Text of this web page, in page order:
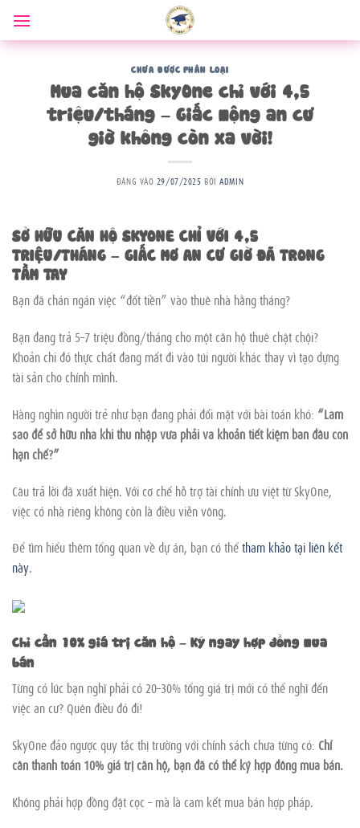
qua
nội
CHƯA ĐƯỢC PHÂN LOẠI
Mua căn hộ SkyOne chỉ với 4,5
triệu/tháng – Giấc mộng an cư
giờ không còn xa vời!
ĐĂNG VÀO 29/07/2025 BỞIADMIN
SỞ HỮU CĂN HỘ SKYONE CHỈ VỚI 4,5
TRIỆU/THÁNG – GIẤC MƠ AN CƯ GIỜ ĐÃ TRONG
TẦM TAY
Bạn đã chán ngán việc “đốt tiền” vào thuê nhà hằng tháng?
Bạn đang trả 5–7 triệu đồng/tháng cho một căn hộ thuê chật chội?
Khoản chi đó thực chất đang mất đi vào túi người khác thay vì tạo dựng
tài sản cho chính mình.
Hàng nghìn người trẻ như bạn đang phải đối mặt với bài toán khó: “Làm
sao để sở hữu nhà khi thu nhập vừa phải và khoản tiết kiệm ban đầu còn
hạn chế?”
Câu trả lời đã xuất hiện. Với cơ chế hỗ trợ tài chính ưu việt từ SkyOne,
việc có nhà riêng không còn là điều viễn vông.
Để tìm hiểu thêm tổng quan về dự án, bạn có thểtham khảo tại liên kết
này.
Chỉ cần 10% giá trị căn hộ – Ký ngay hợp đồng mua
bán
Từng có lúc bạn nghĩ phải có 20–30% tổng giá trị mới có thể nghĩ đến
việc an cư? Quên điều đó đi!
SkyOne đảo ngược quy tắc thị trường với chính sách chưa từng có: Chỉ
cần thanh toán 10% giá trị căn hộ, bạn đã có thể ký hợp đồng mua bán.
Không phải hợp đồng đặt cọc – mà là cam kết mua bán hợp pháp.